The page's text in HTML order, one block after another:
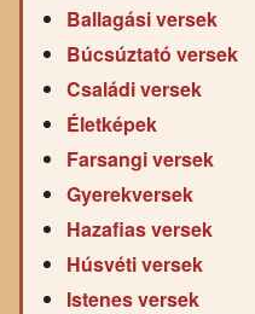
Ballagási versek
Búcsúztató versek
Családi versek
Életképek
Farsangi versek
Gyerekversek
Hazafias versek
Húsvéti versek
Istenes versek